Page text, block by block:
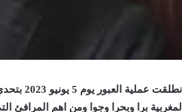
انطلقت
المغربية برا وبحرا وجوا ومن اهم